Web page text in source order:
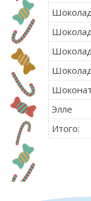
Шоколад
Элле
Итого: